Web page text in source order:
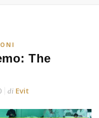
The
di Evit